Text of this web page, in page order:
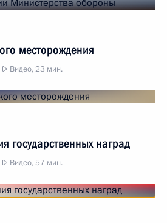
месторождения
Видео, 23 мин.
государственных наград
Видео, 57 мин.